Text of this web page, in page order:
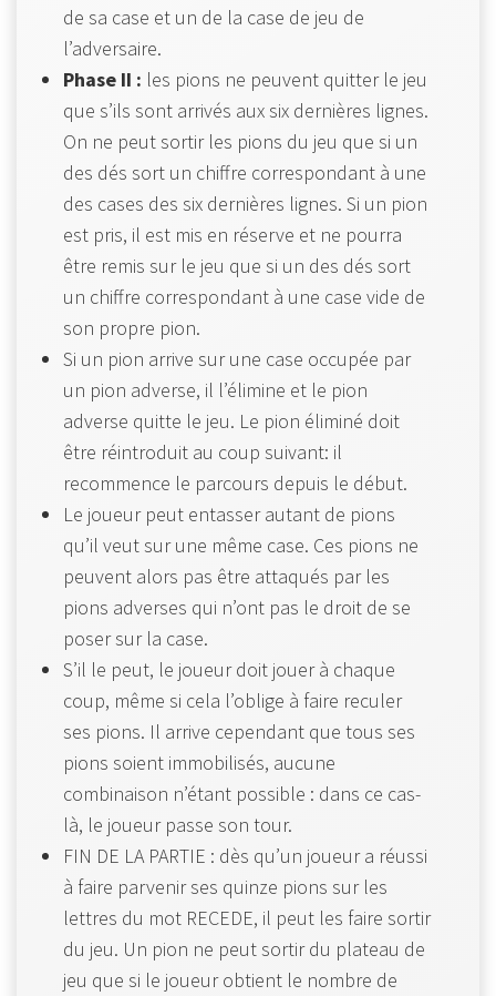
de sa case et un de la case de jeu de
l’adversaire.
Phase II : les pions ne peuvent quitter le jeu
que s’ils sont arrivés aux six dernières lignes.
On ne peut sortir les pions du jeu que si un
des dés sort un chiffre correspondant à une
des cases des six dernières lignes. Si un pion
est pris, il est mis en réserve et ne pourra
être remis sur le jeu que si un des dés sort
un chiffre correspondant à une case vide de
son propre pion.
Si un pion arrive sur une case occupée par
un pion adverse, il l’élimine et le pion
adverse quitte le jeu. Le pion éliminé doit
être réintroduit au coup suivant: il
recommence le parcours depuis le début.
Le joueur peut entasser autant de pions
qu’il veut sur une même case. Ces pions ne
peuvent alors pas être attaqués par les
pions adverses qui n’ont pas le droit de se
poser sur la case.
S’il le peut, le joueur doit jouer à chaque
coup, même si cela l’oblige à faire reculer
ses pions. Il arrive cependant que tous ses
pions soient immobilisés, aucune
combinaison n’étant possible : dans ce cas-
là, le joueur passe son tour.
FIN DE LA PARTIE : dès qu’un joueur a réussi
à faire parvenir ses quinze pions sur les
lettres du mot RECEDE, il peut les faire sortir
du jeu. Un pion ne peut sortir du plateau de
jeu que si le joueur obtient le nombre de